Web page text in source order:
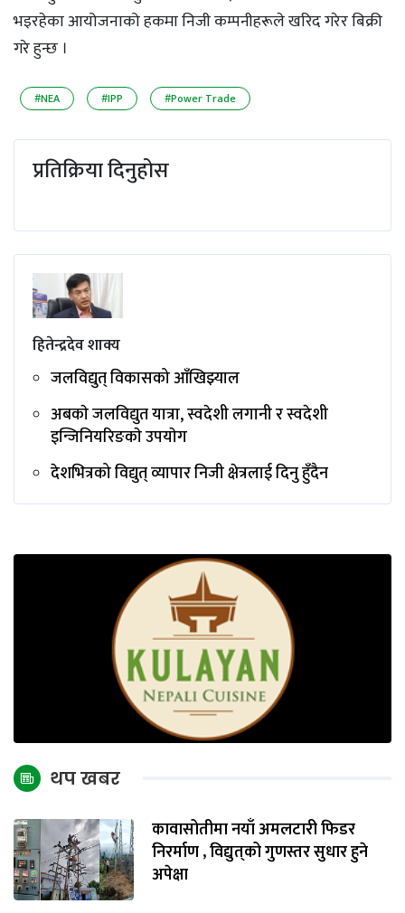
भइरहेका आयोजनाको हकमा निजी कम्पनीहरूले खरिद गरेर बिक्री
गरे हुन्छ ।
#NEA #IPP #Power Trade
प्रतिक्रिया दिनुहोस
हितेन्द्रदेव शाक्य
जलविद्युत् विकासको आँखिझ्याल
अबकाे जलविद्युत यात्रा, स्वदेशी लगानी र स्वदेशी
इन्जिनियरिङकाे उपयाेग
देशभित्रको विद्युत् व्यापार निजी क्षेत्रलाई दिनु हुँदैन
थप खबर
कावासोतीमा नयाँ अमलटारी फिडर
निरर्माण , विद्युत्‌को गुणस्तर सुधार हुने
अपेक्षा